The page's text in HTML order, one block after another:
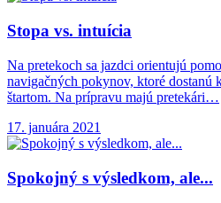
Stopa vs. intuícia
Na pretekoch sa jazdci orientujú
navigačných pokynov, ktoré dostanú
štartom. Na prípravu majú pretekári…
17. januára 2021
Spokojný s výsledkom, ale...